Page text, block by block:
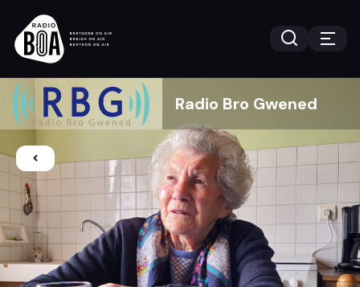
Radio Bro Gwened